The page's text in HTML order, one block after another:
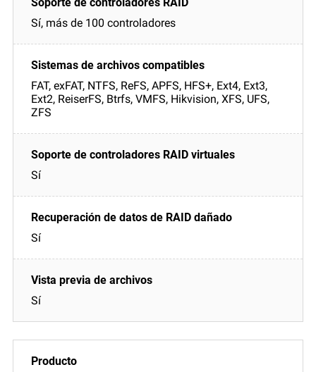
Sí, más de 100 controladores
FAT, exFAT, NTFS, ReFS, APFS, HFS+, Ext4, Ext3,
Ext2, ReiserFS, Btrfs, VMFS, Hikvision, XFS, UFS,
ZFS
Sí
Sí
Sí